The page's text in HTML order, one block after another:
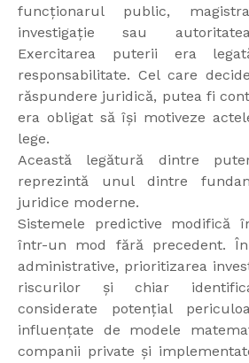
funcționarul public,
investigație sau
Exercitarea puterii era
responsabilitate. Cel care
răspundere juridică, putea fi
era obligat să își motiveze
lege.
Această legătură dintre
reprezintă unul dintre
juridice moderne.
Sistemele predictive modifică
într-un mod fără precedent.
administrative, prioritizarea
riscurilor și chiar
considerate potențial
influențate de modele
companii private și